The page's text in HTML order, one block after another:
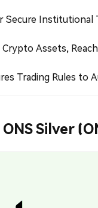
Secure Institutional
Assets,
Trading Rules to
Silver